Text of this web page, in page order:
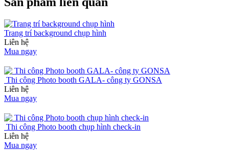
Trang trí background chụp hình
Liên hệ
Mua ngay
Thi công Photo booth GALA- công ty GONSA
Liên hệ
Mua ngay
Thi công Photo booth chụp hình check-in
Liên hệ
Mua ngay